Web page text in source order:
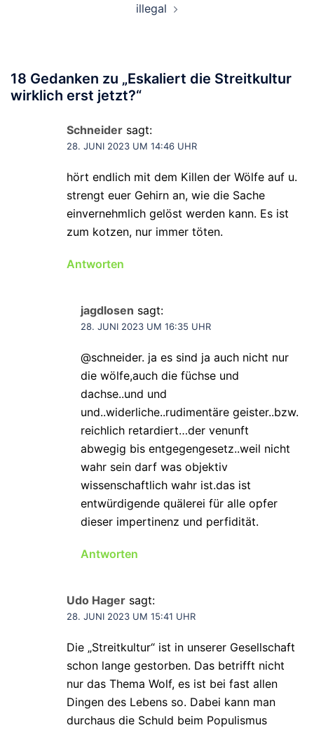
illegal
18 Gedanken zu „Eskaliert die Streitkultur
wirklich erst jetzt?“
Schneider sagt:
28. JUNI 2023 UM 14:46 UHR
hört endlich mit dem Killen der Wölfe auf u.
strengt euer Gehirn an, wie die Sache
einvernehmlich gelöst werden kann. Es ist
zum kotzen, nur immer töten.
Antworten
jagdlosen sagt:
28. JUNI 2023 UM 16:35 UHR
@schneider. ja es sind ja auch nicht nur
die wölfe,auch die füchse und
dachse..und und
und..widerliche..rudimentäre geister..bzw.
reichlich retardiert…der venunft
abwegig bis entgegengesetz..weil nicht
wahr sein darf was objektiv
wissenschaftlich wahr ist.das ist
entwürdigende quälerei für alle opfer
dieser impertinenz und perfidität.
Antworten
Udo Hager sagt:
28. JUNI 2023 UM 15:41 UHR
Die „Streitkultur“ ist in unserer Gesellschaft
schon lange gestorben. Das betrifft nicht
nur das Thema Wolf, es ist bei fast allen
Dingen des Lebens so. Dabei kann man
durchaus die Schuld beim Populismus